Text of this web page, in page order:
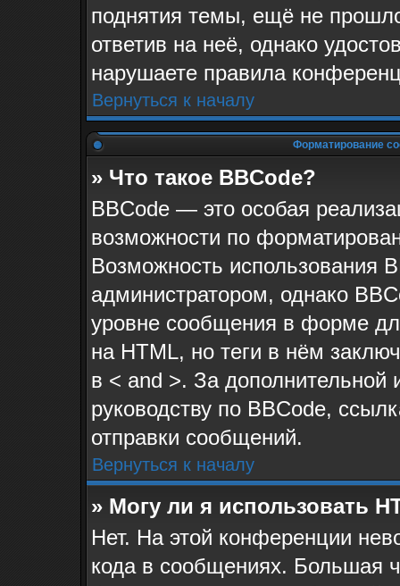
поднятия темы, ещё не
ответив на неё, однако
нарушаете правила
Вернуться к началу
Форматирование
» Что такое BBCode?
BBCode — это особая
возможности по
Возможность использования
администратором, однако
уровне сообщения в форме
на HTML, но теги в нём
в < and >. За дополнительной
руководству по BBCode,
отправки сообщений.
Вернуться к началу
» Могу ли я использовать
Нет. На этой конференции
кода в сообщениях. Большая